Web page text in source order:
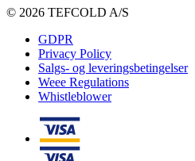
© 2026 TEFCOLD A/S
GDPR
Privacy Policy
Salgs- og leveringsbetingelser
Weee Regulations
Whistleblower